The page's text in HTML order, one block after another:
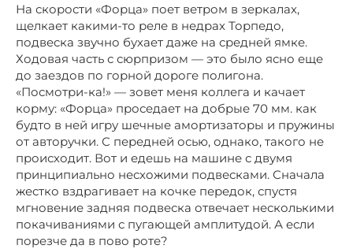
На скорости «Форца» поет ветром в зеркалах,
щелкает какими-то реле в недрах Торпедо,
подвеска звучно бухает даже на средней ямке.
Ходовая часть с сюрпризом — это было ясно еще
до заездов по горной дороге полигона.
«Посмотри-ка!» — зовет меня коллега и качает
корму: «Форца» проседает на добрые 70 мм. как
будто в ней игру шечные амортизаторы и пружины
от авторучки. С передней осью, однако, такого не
происходит. Вот и едешь на машине с двумя
принципиально несхожими подвесками. Сначала
жестко вздрагивает на кочке передок, спустя
мгновение задняя подвеска отвечает несколькими
покачиваниями с пугающей амплитудой. А если
порезче да в пово роте?